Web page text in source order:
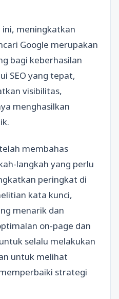
meningkatkan
Google merupakan
bagi keberhasilan
SEO yang tepat,
visibilitas,
menghasilkan
membahas
langkah yang perlu
peringkat di
kata kunci,
menarik dan
on-page dan
selalu melakukan
untuk melihat
strategi